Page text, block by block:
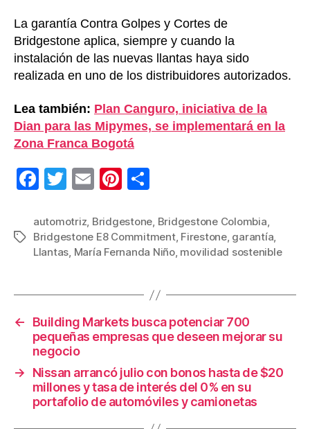
La garantía Contra Golpes y Cortes de
Bridgestone aplica, siempre y cuando la
instalación de las nuevas llantas haya sido
realizada en uno de los distribuidores autorizados.
Lea también: Plan Canguro, iniciativa de la
Dian para las Mipymes, se implementará en la
Zona Franca Bogotá
F
c
e
o
o
k
T
tt
er
E
ail
Pi
er
e
m
p
tir
Etiquetas
automotriz, Bridgestone, Bridgestone Colombia,
Bridgestone E8 Commitment, Firestone, garantía,
Llantas, María Fernanda Niño, movilidad sostenible
←
Building Markets busca potenciar 700
pequeñas empresas que deseen mejorar su
negocio
→
Nissan arrancó julio con bonos hasta de $20
millones y tasa de interés del 0% en su
portafolio de automóviles y camionetas